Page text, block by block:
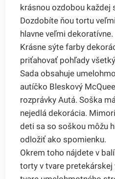
krásnou ozdobou každej
Dozdobíte ňou tortu
hlavne veľmi dekoratívne.
Krásne sýte farby
priťahovať pohľady
Sada obsahuje
autíčko Bleskový
rozprávky Autá. Soška
nejedlá dekorácia.
deti sa so soškou môžu
odložiť ako spomienku.
Okrem toho nájdete v
torty v tvare pretekárskej